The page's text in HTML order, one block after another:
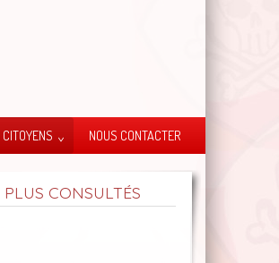
NOUS CONTACTER
PLUS CONSULTÉS